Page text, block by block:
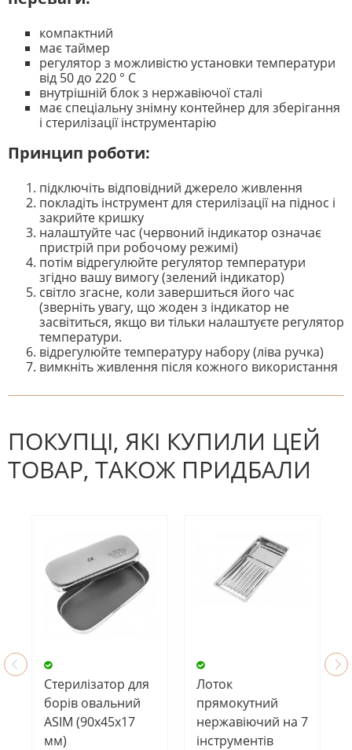
компактний
має таймер
регулятор з можливістю установки температури
від 50 до 220 ° C
внутрішній блок з нержавіючої сталі
має спеціальну знімну контейнер для зберігання
і стерилізації інструментарію
Принцип роботи:
підключіть відповідний джерело живлення
покладіть інструмент для стерилізації на піднос і
закрийте кришку
налаштуйте час (червоний індикатор означає
пристрій при робочому режимі)
потім відрегулюйте регулятор температури
згідно вашу вимогу (зелений індикатор)
світло згасне, коли завершиться його час
(зверніть увагу, що жоден з індикатор не
засвітиться, якщо ви тільки налаштуєте регулятор
температури.
відрегулюйте температуру набору (ліва ручка)
вимкніть живлення після кожного використання
На даний час немає відгуків. Ви
ПОКУПЦІ, ЯКІ КУПИЛИ ЦЕЙ
ТОВАР, ТАКОЖ ПРИДБАЛИ
Стерилізатор для
борів овальний
ASIM (90х45х17
мм)
Лоток
прямокутний
нержавіючий на 7
інструментів